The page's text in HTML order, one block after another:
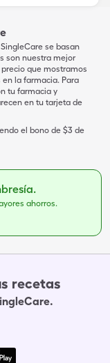
se basan
son nuestra mejor
que mostramos
la farmacia. Para
tu farmacia y
en tu tarjeta de
el bono de $3 de
ahorros.
recetas